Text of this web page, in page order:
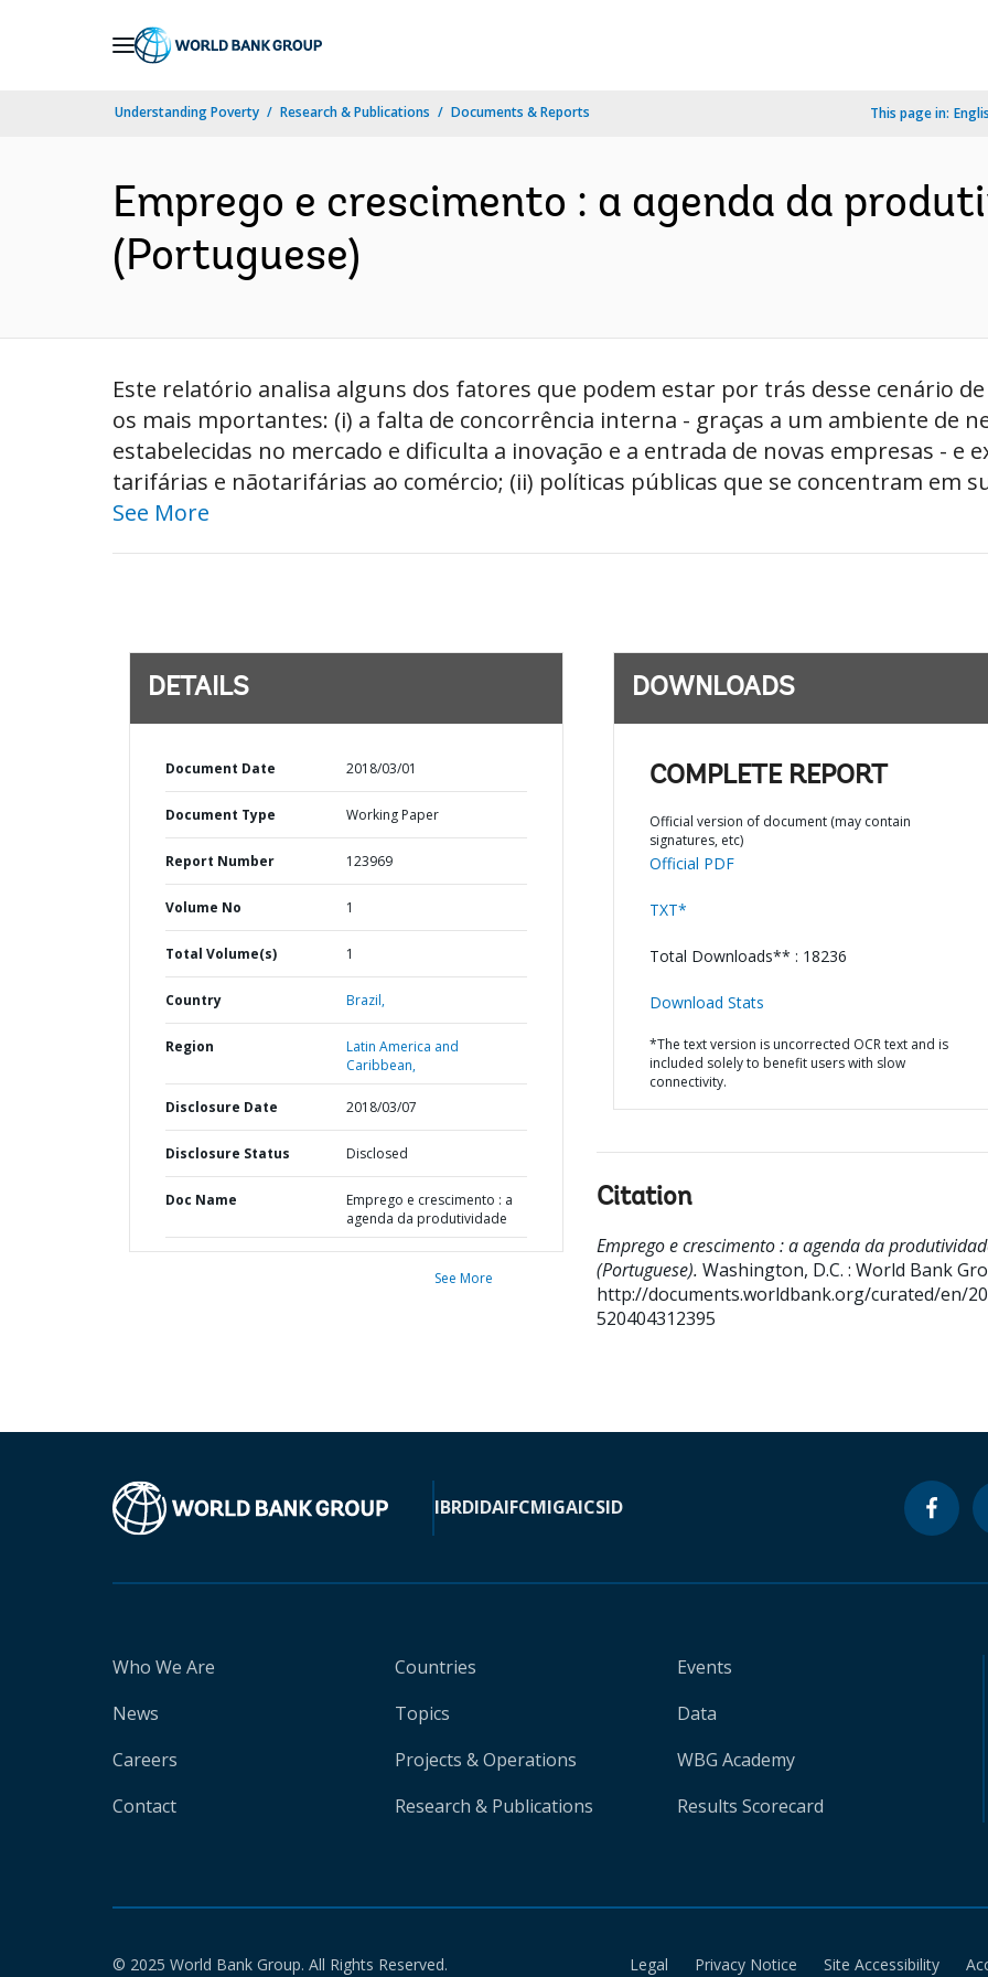
Understanding Poverty Research & Publications Documents & Reports This page in:
Emprego e crescimento : a agenda da
(Portuguese)
Este relatório analisa alguns dos fatores que podem estar por trás desse cenário
os mais mportantes: (i) a falta de concorrência interna - graças a um ambiente de
estabelecidas no mercado e dificulta a inovação e a entrada de novas empresas - e
tarifárias e nãotarifárias ao comércio; (ii) políticas públicas que se concentram em
See More
DETAILS
Document Date 2018/03/01
Document Type Working Paper
Report Number 123969
Volume No 1
Total Volume(s) 1
Country Brazil,
Region
Latin America and
Caribbean,
Disclosure Date 2018/03/07
Disclosure Status Disclosed
Doc Name
Emprego e crescimento : a
agenda da produtividade
See More
DOWNLOADS
COMPLETE REPORT
Official version of document (may contain
signatures, etc)
Official PDF
TXT*
Total Downloads** : 18236
Download Stats
*The text version is uncorrected OCR text and is
included solely to benefit users with slow
connectivity.
Citation
Emprego e crescimento : a agenda da
(Portuguese). Washington, D.C. : World Bank
http://documents.worldbank.org/curated/en/
520404312395
IBRDIDAIFCMIGAICSID
Who We Are
News
Careers
Contact
Countries
Topics
Projects & Operations
Research & Publications
Events
Data
WBG Academy
Results Scorecard
© 2025 World Bank Group. All Rights Reserved. Legal Privacy Notice Site Accessibility